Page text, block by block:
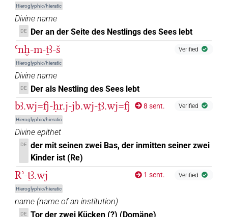
𓅷𓏤𓅭 | 1×
𓅷𓏤𓅭𓏥 | 1× N.m:pl:stc (1)
𓅷𓏤𓅯 | 2×
𓅷𓏤𓏥 | 2× N.m(infl. unedited) 1 ,2)
𓅷𓏤𓏭𓀭𓀭 | 1× N.m(infl. unedited) (1)
𓅷𓏤𓏲𓏏𓅭𓏥
𓅷𓏤𓏲𓏭𓅬 | 1× N.m:sg
𓅷𓏤𓏲𓏭𓅭
𓅷𓏤𓏲𓏭𓅭𓏥 | 1× N.m(infl. unedited)
Hieroglyphic/hieratic
Divine name
DE Der an der Seite des Nestlings des Sees lebt
Ꜥnḫ-m-ṯꜣ-š
Hieroglyphic/hieratic
Verified
Divine name
DE Der als Nestling des Sees lebt
bꜣ.wj=fj-ḥr.j-jb.wj-ṯꜣ.wj=fj
Hieroglyphic/hieratic
8 sent. Verified
Divine epithet
DE der mit seinen zwei Bas, der inmitten seiner zwei
Kinder ist (Re)
Rʾ-ṯꜣ.wj
Hieroglyphic/hieratic
1 sent. Verified
name (name of an institution)
DE Tor der zwei Kücken (?) (Domäne)